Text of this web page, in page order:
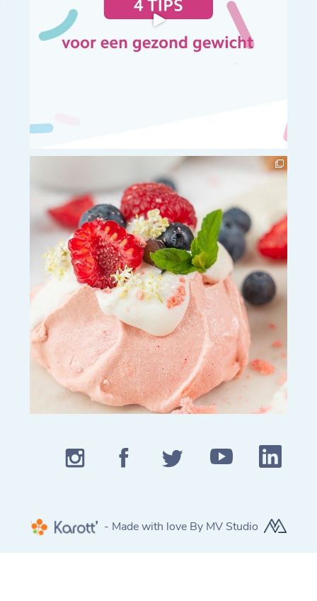
- Made with love By MV Studio